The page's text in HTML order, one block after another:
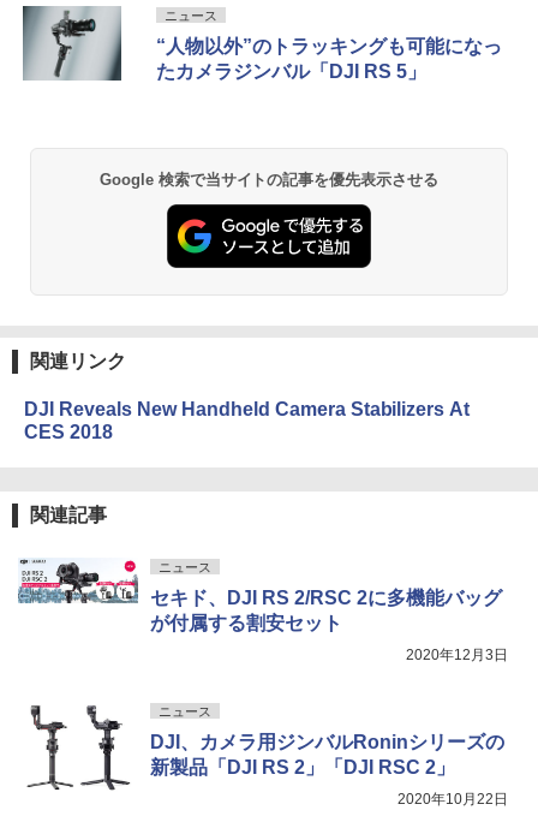
ニュース
“人物以外”のトラッキングも可能になっ
たカメラジンバル「DJI RS 5」
Google 検索で当サイトの記事を優先表示させる
関連リンク
DJI Reveals New Handheld Camera Stabilizers At
CES 2018
関連記事
ニュース
セキド、DJI RS 2/RSC 2に多機能バッグ
が付属する割安セット
2020年12月3日
ニュース
DJI、カメラ用ジンバルRoninシリーズの
新製品「DJI RS 2」「DJI RSC 2」
2020年10月22日